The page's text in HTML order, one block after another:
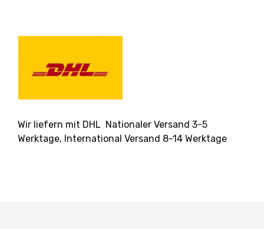
Wir liefern mit DHL Nationaler Versand 3-5
Werktage, International Versand 8-14 Werktage